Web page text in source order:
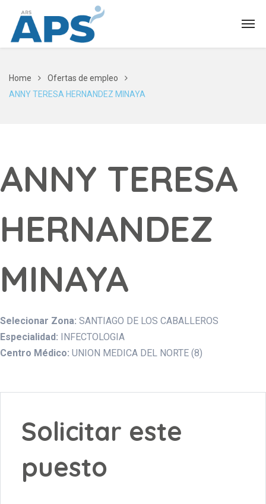
Home
Ofertas de empleo
ANNY TERESA HERNANDEZ MINAYA
ANNY TERESA
HERNANDEZ
MINAYA
Selecionar Zona: SANTIAGO DE LOS CABALLEROS
Especialidad: INFECTOLOGIA
Centro Médico: UNION MEDICA DEL NORTE (8)
Solicitar este
puesto